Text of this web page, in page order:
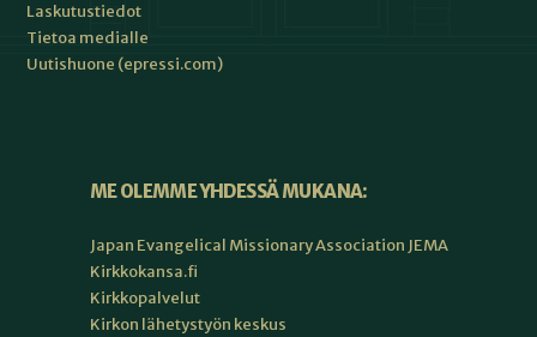
Laskutustiedot
Tietoa medialle
Uutishuone (epressi.com)
ME OLEMME YHDESSÄ MUKANA:
Japan Evangelical Missionary Association JEMA
Kirkkokansa.fi
Kirkkopalvelut
Kirkon lähetystyön keskus